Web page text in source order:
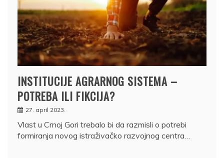
INSTITUCIJE AGRARNOG SISTEMA –
POTREBA ILI FIKCIJA?
27. april 2023.
Vlast u Crnoj Gori trebalo bi da razmisli o potrebi
formiranja novog istraživačko razvojnog centra…